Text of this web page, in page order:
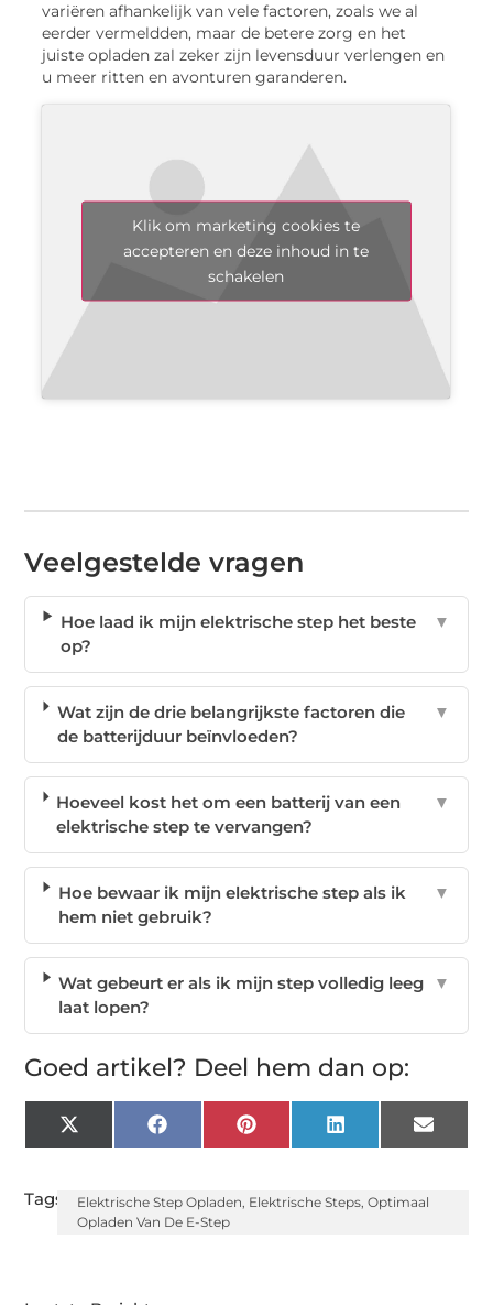
variëren afhankelijk van vele factoren, zoals we al
eerder vermeldden, maar de betere zorg en het
juiste opladen zal zeker zijn levensduur verlengen en
u meer ritten en avonturen garanderen.
Klik om marketing cookies te
accepteren en deze inhoud in te
schakelen
Veelgestelde vragen
Hoe laad ik mijn elektrische step het beste
op?
▼
Wat zijn de drie belangrijkste factoren die
de batterijduur beïnvloeden?
▼
Hoeveel kost het om een batterij van een
elektrische step te vervangen?
▼
Hoe bewaar ik mijn elektrische step als ik
hem niet gebruik?
▼
Wat gebeurt er als ik mijn step volledig leeg
laat lopen?
▼
Goed artikel? Deel hem dan op:
X
(Twitter)
FacebookPinterest LinkedIn Email
Tags: Elektrische Step Opladen, Elektrische Steps, Optimaal
Opladen Van De E-Step